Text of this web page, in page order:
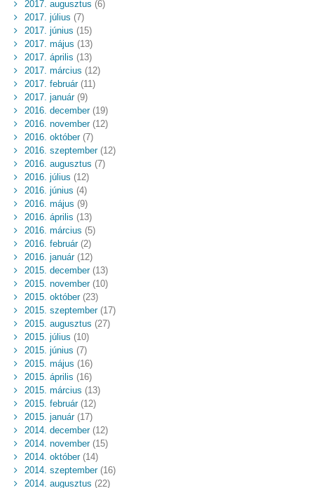
2017. augusztus (6)
2017. július (7)
2017. június (15)
2017. május (13)
2017. április (13)
2017. március (12)
2017. február(11)
2017. január(9)
2016. december(19)
2016. november(12)
2016. október(7)
2016. szeptember(12)
2016. augusztus (7)
2016. július (12)
2016. június (4)
2016. május (9)
2016. április (13)
2016. március (5)
2016. február(2)
2016. január(12)
2015. december(13)
2015. november(10)
2015. október(23)
2015. szeptember(17)
2015. augusztus (27)
2015. július (10)
2015. június (7)
2015. május (16)
2015. április (16)
2015. március (13)
2015. február(12)
2015. január(17)
2014. december(12)
2014. november(15)
2014. október(14)
2014. szeptember(16)
2014. augusztus (22)